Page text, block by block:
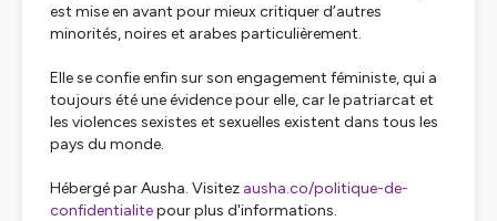
est mise en avant pour mieux critiquer d’autres
minorités, noires et arabes particulièrement.
Elle se confie enfin sur son engagement féministe, qui a
toujours été une évidence pour elle, car le patriarcat et
les violences sexistes et sexuelles existent dans tous les
pays du monde.
Hébergé par Ausha. Visitez ausha.co/politique-de-
confidentialitepour plus d'informations.